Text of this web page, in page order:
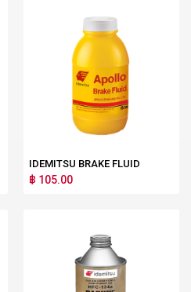
IDEMITSU BRAKE FLUID
฿ 105.00